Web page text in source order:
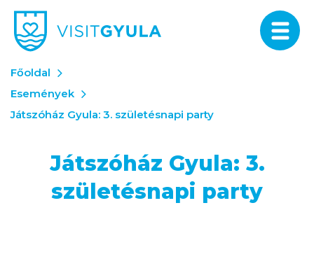
Főoldal
Események
Játszóház Gyula: 3. születésnapi party
Játszóház Gyula: 3.
születésnapi party